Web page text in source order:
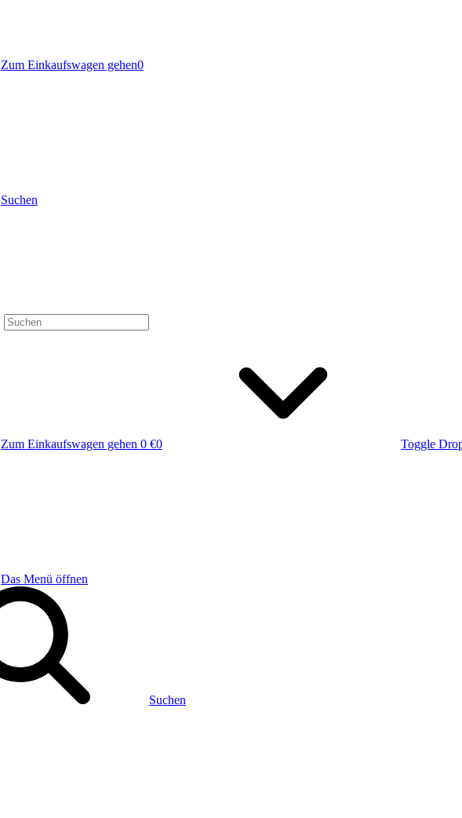
Zum Einkaufswagen gehen0
Suchen
Zum Einkaufswagen gehen 0 €0
Toggle
Das Menü öffnen
Suchen